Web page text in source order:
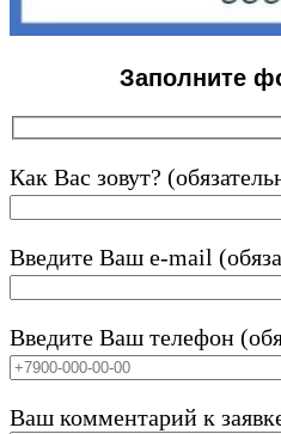
Заполните
Как Вас зовут?
Введите Ваш e-mail
Введите Ваш телефон
Ваш комментарий к